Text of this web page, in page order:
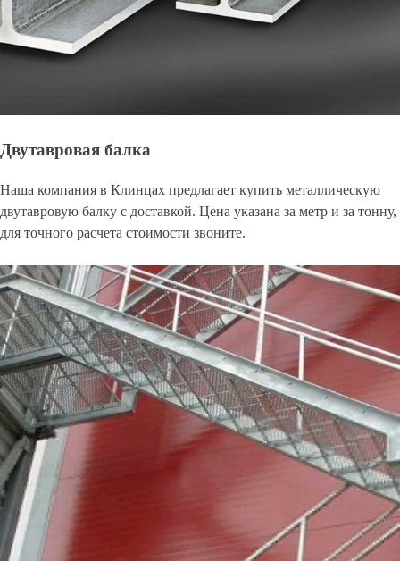
Двутавровая балка
Наша компания в Клинцах предлагает купить металлическую
двутавровую балку с доставкой. Цена указана за метр и за тонну,
для точного расчета стоимости звоните.